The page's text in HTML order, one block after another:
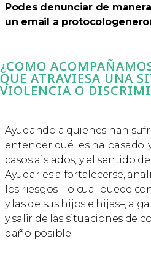
Podes denunciar de manera
un email a
¿COMO
QUE ATRAVIESA UNA
VIOLENCIA O
Ayudando a quienes han
entender qué les ha pasado,
casos aislados, y el sentido
Ayudarles a fortalecerse,
los riesgos –lo cual puede
y las de sus hijos e hijas–, a
y salir de las situaciones de
daño posible.